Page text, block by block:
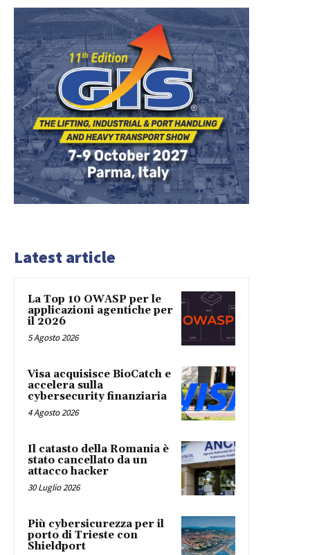
Latest article
La Top 10 OWASP per le
applicazioni agentiche per
il 2026
5 Agosto 2026
Visa acquisisce BioCatch e
accelera sulla
cybersecurity finanziaria
4 Agosto 2026
Il catasto della Romania è
stato cancellato da un
attacco hacker
30 Luglio 2026
Più cybersicurezza per il
porto di Trieste con
Shieldport